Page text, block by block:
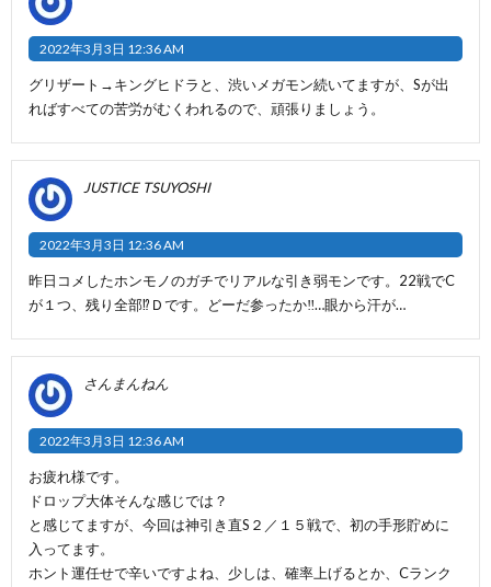
2022年3月3日 12:36 AM
グリザート→キングヒドラと、渋いメガモン続いてますが、Sが出
ればすべての苦労がむくわれるので、頑張りましょう。
JUSTICE TSUYOSHI
2022年3月3日 12:36 AM
昨日コメしたホンモノのガチでリアルな引き弱モンです。22戦でC
が１つ、残り全部⁉️Ｄです。どーだ参ったか‼️…眼から汗が…
さんまんねん
2022年3月3日 12:36 AM
お疲れ様です。
ドロップ大体そんな感じでは？
と感じてますが、今回は神引き直S２／１５戦で、初の手形貯めに
入ってます。
ホント運任せで辛いですよね、少しは、確率上げるとか、Cランク